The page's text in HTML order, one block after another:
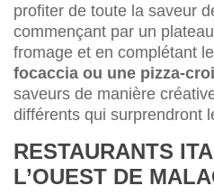
profiter de toute la saveur
commençant par un
fromage et en complétant
focaccia ou une pizza-
saveurs de manière
différents qui surprendront
RESTAURANTS
L’OUEST DE